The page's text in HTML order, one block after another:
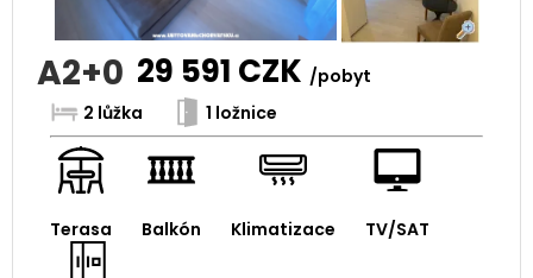
A2+0 29 591 CZK /pobyt
2 lůžka
1 ložnice
Terasa Balkón Klimatizace TV/SAT